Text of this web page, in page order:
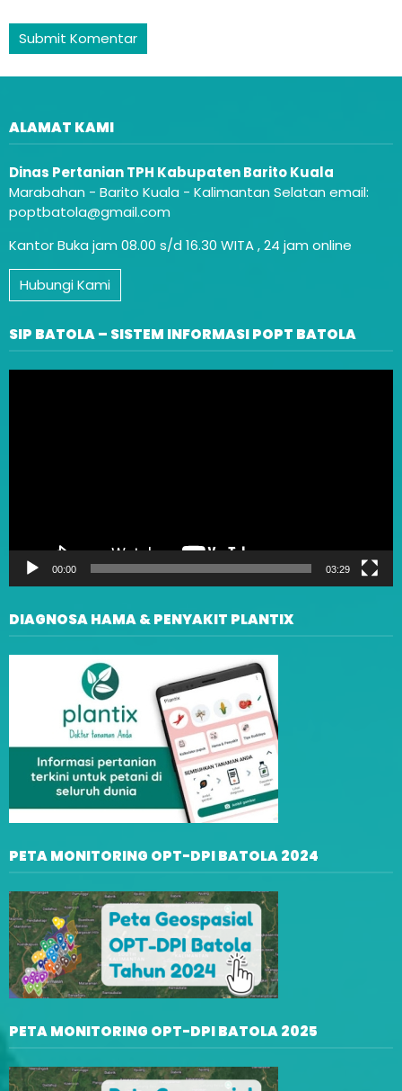
ALAMAT KAMI
Dinas Pertanian TPH Kabupaten Barito Kuala
Marabahan - Barito Kuala - Kalimantan Selatan email:
poptbatola@gmail.com
Kantor Buka jam 08.00 s/d 16.30 WITA , 24 jam online
Hubungi Kami
SIP BATOLA – SISTEM INFORMASI POPT BATOLA
00:00 03:29
DIAGNOSA HAMA & PENYAKIT PLANTIX
PETA MONITORING OPT-DPI BATOLA 2024
PETA MONITORING OPT-DPI BATOLA 2025